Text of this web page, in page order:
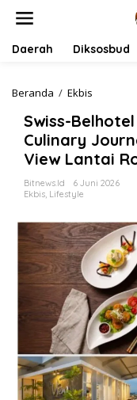
Daerah Diksosbud
Beranda / Ekbis
s
s
B
h
o
t
e
J
a
m
b
i
H
a
d
Swiss-
Culinary
View Lantai
Bitnews.id
6 Juni 2026
Ekbis, Lifestyle